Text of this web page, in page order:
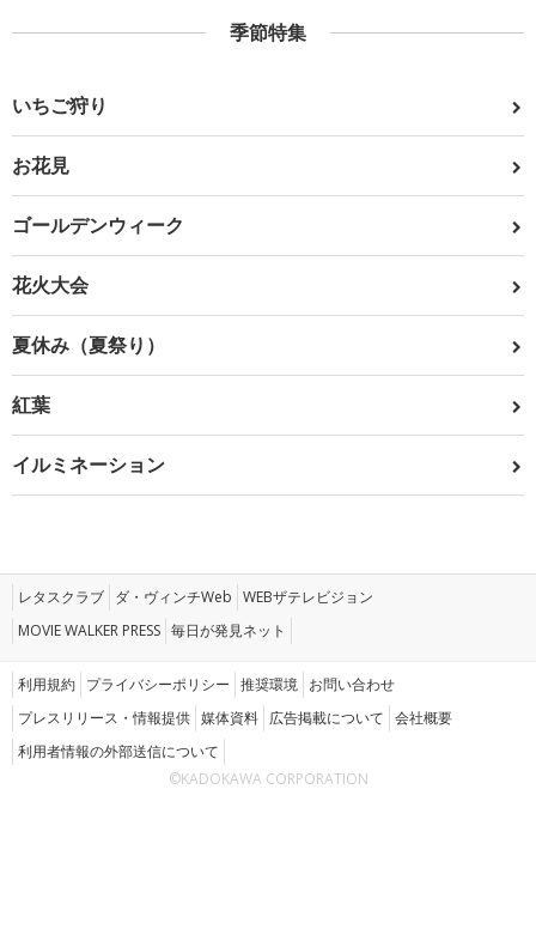
季節特集
いちご狩り
お花見
ゴールデンウィーク
花火大会
夏休み（夏祭り）
紅葉
イルミネーション
レタスクラブ ダ・ヴィンチWeb WEBザテレビジョン
MOVIE WALKER PRESS 毎日が発見ネット
利用規約 プライバシーポリシー 推奨環境 お問い合わせ
プレスリリース・情報提供 媒体資料 広告掲載について 会社概要
利用者情報の外部送信について
©KADOKAWA CORPORATION